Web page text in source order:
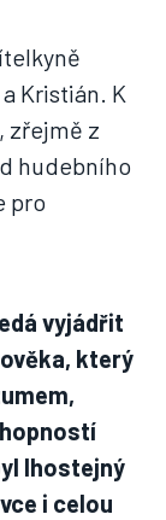
Kristián. K
zřejmě z
hudebního
pro
vyjádřit
který
lhostejný
i celou